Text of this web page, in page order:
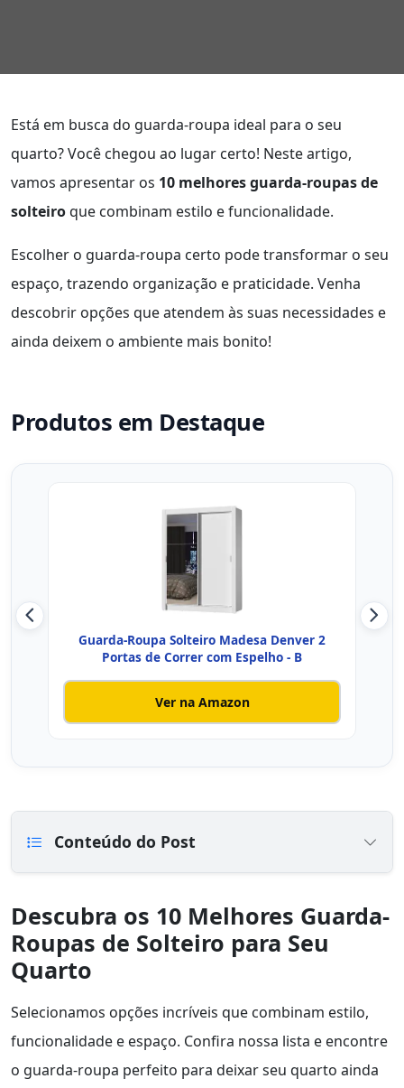
Está em busca do guarda-roupa ideal para o seu
quarto? Você chegou ao lugar certo! Neste artigo,
vamos apresentar os 10 melhores guarda-roupas de
solteiroque combinam estilo e funcionalidade.
Escolher o guarda-roupa certo pode transformar o seu
espaço, trazendo organização e praticidade. Venha
descobrir opções que atendem às suas necessidades e
ainda deixem o ambiente mais bonito!
Produtos em Destaque
Guarda-Roupa Solteiro Madesa Denver 2
Portas de Correr com Espelho - B
Ver na Amazon
Conteúdo do Post
Descubra os 10 Melhores Guarda-
Roupas de Solteiro para Seu
Quarto
Selecionamos opções incríveis que combinam estilo,
funcionalidade e espaço. Confira nossa lista e encontre
o guarda-roupa perfeito para deixar seu quarto ainda